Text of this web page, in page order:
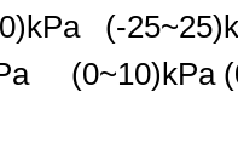
(-
(0~10)kPa